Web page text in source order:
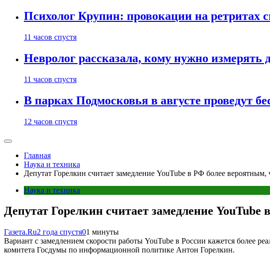
Психолог Крупин: провокации на ретритах
11 часов спустя
Невролог рассказала, кому нужно измерять
11 часов спустя
В парках Подмосковья в августе проведут
12 часов спустя
Главная
Наука и техника
Депутат Горелкин считает замедление YouTube в РФ более вероятным,
Наука и техника
Депутат Горелкин считает замедление
Газета.Ru2 года спустя01 минуты
Вариант с замедлением скорости работы YouTube в России кажется более
комитета Госдумы по информационной политике Антон Горелкин.